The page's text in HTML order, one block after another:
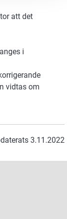
att det
i
vidtas om
3.11.2022